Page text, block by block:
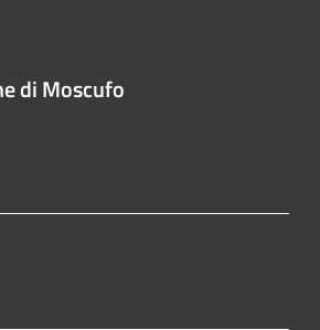
di Moscufo